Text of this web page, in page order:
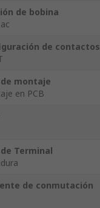
de bobina
de contactos
montaje
en PCB
Terminal
de conmutación